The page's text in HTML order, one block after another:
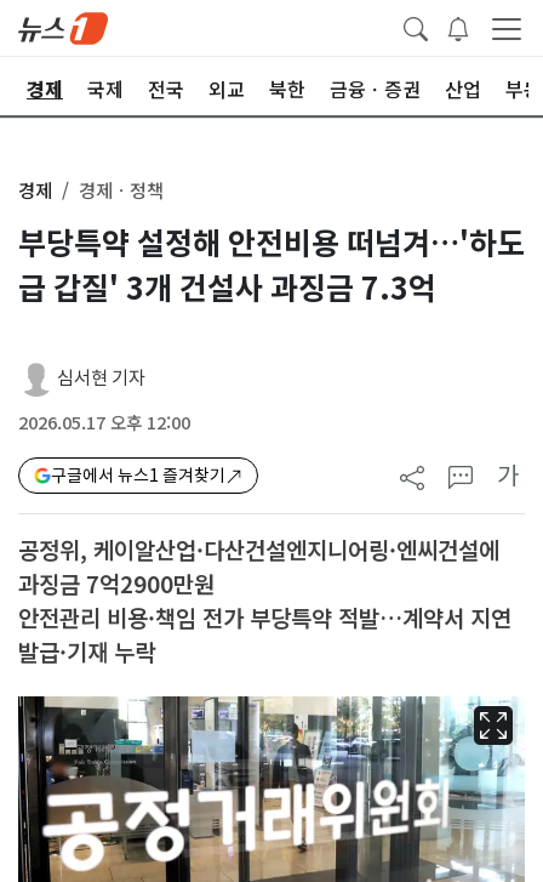
경제 국제 전국 외교 북한 금융ㆍ증권 산업 부
경제 경제ㆍ정책
부당특약 설정해 안전비용 떠넘겨…'하도
급 갑질' 3개 건설사 과징금 7.3억
심서현 기자
2026.05.17 오후 12:00
구글에서 뉴스1 즐겨찾기 가
공정위, 케이알산업·다산건설엔지니어링·엔씨건설에
과징금 7억2900만원
안전관리 비용·책임 전가 부당특약 적발…계약서 지연
발급·기재 누락